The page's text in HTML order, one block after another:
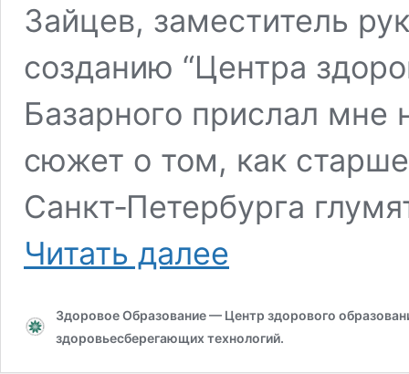
Зайцев, заместитель
созданию “Центра
Базарного прислал мне
сюжет о том, как
Санкт‑Петербурга
Читать далее
Здоровое Образование — Центр здорового
здоровьесберегающих технологий.